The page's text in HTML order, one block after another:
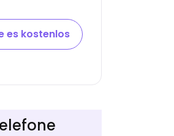
es kostenlos